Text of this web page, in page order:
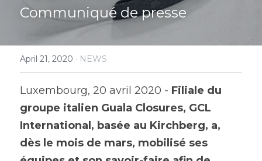
Communiqué de presse
April 21, 2020 · NEWS
Luxembourg, 20 avril 2020 - Filiale du
groupe italien Guala Closures, GCL
International, basée au Kirchberg, a,
dès le mois de mars, mobilisé ses